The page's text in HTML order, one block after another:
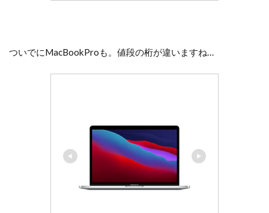
ついでにMacBookProも。値段の桁が違いますね…